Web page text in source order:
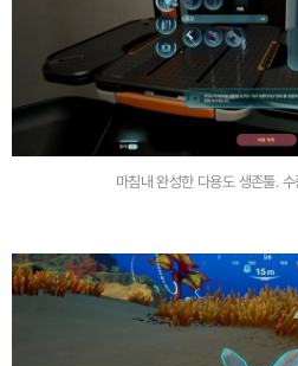
마침내 완성한 다용도 생존툴.